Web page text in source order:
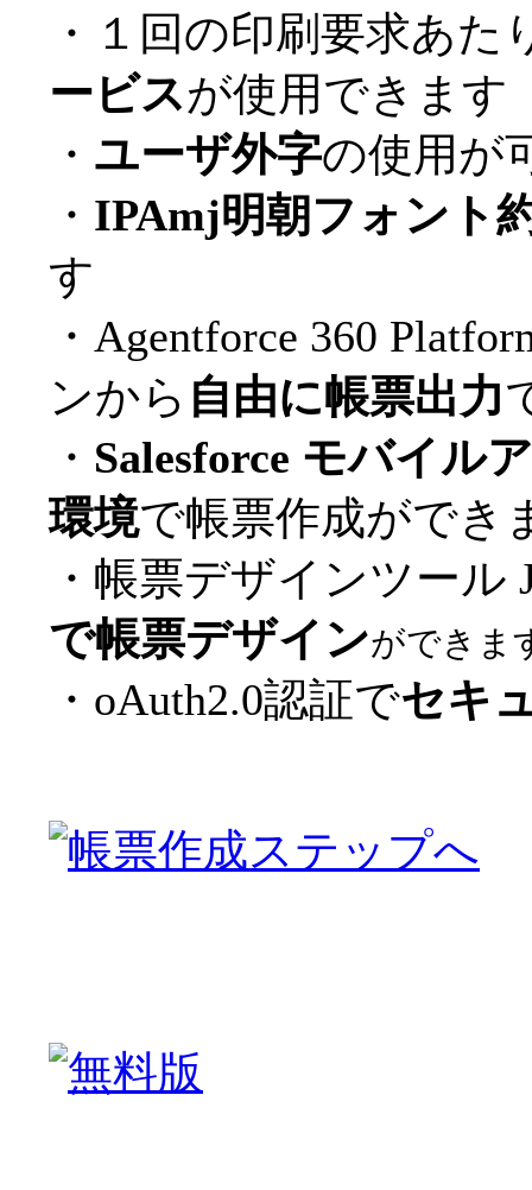
・１回の印刷要求あた
ービスが使用できます
・ ユーザ外字の使用が
・ IPAmj明朝フォント
す
・Agentforce 360
ンから 自由に帳票出力
・ Salesforce モバイル
環境で帳票作成ができ
・帳票デザインツール
で帳票デザインができま
・oAuth2.0認証でセキ